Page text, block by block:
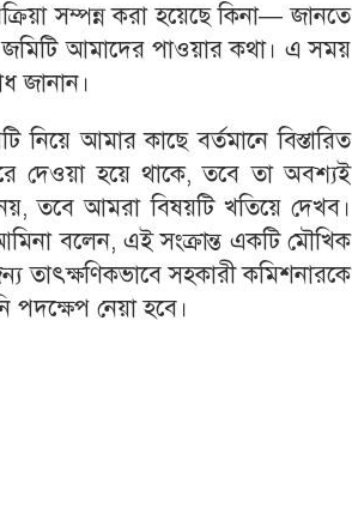
সম্পন্ন করা হয়েছে কিনা— জানতে
আমাদের পাওয়ার কথা। এ সময়
জানান।
নিয়ে আমার কাছে বর্তমানে বিস্তারিত
দেওয়া হয়ে থাকে, তবে তা অবশ্যই
তবে আমরা বিষয়টি খতিয়ে দেখব।
বলেন, এই সংক্রান্ত একটি মৌখিক
তাৎক্ষণিকভাবে সহকারী কমিশনারকে
পদক্ষেপ নেয়া হবে।